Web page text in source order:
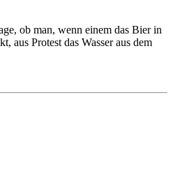
ob man, wenn einem das Bier in
aus Protest das Wasser aus dem